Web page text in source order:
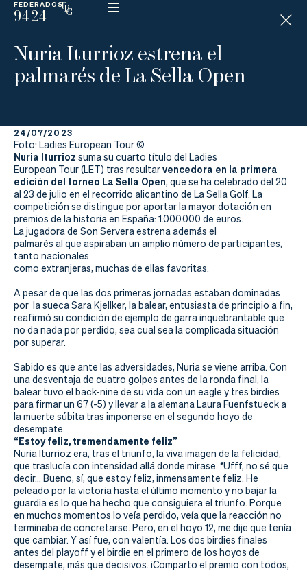
FEDERADOS
9424
ESP
N
D
C
La
Federación
Federarse
Jugar
Aprender
Actualidad
Tienda
Nuria Iturrioz estrena el
palmarés de La Sella Open
24/07/2023
Foto: Ladies European Tour ©
Nuria Iturrioz suma su cuarto título del Ladies
European Tour (LET) tras resultarvencedora en la primera
edición del torneo La Sella Open, que se ha celebrado del 20
al 23 de julio en el recorrido alicantino de La Sella Golf. La
competición se distingue por aportar la mayor dotación en
premios de la historia en España: 1.000.000 de euros.
La jugadora de Son Servera estrena además el
palmarés al que aspiraban un amplio número de participantes,
tanto nacionales
como extranjeras, muchas de ellas favoritas.
A pesar de que las dos primeras jornadas estaban dominadas
por la sueca Sara Kjellker, la balear, entusiasta de principio a fin,
reafirmó su condición de ejemplo de garra inquebrantable que
no da nada por perdido, sea cual sea la complicada situación
por superar.
Sabido es que ante las adversidades, Nuria se viene arriba. Con
una desventaja de cuatro golpes antes de la ronda final, la
balear tuvo el back-nine de su vida con un eagle y tres birdies
para firmar un 67 (-5) y llevar a la alemana Laura Fuenfstueck a
la muerte súbita tras imponerse en el segundo hoyo de
desempate.
“Estoy feliz, tremendamente feliz”
Nuria Iturrioz era, tras el triunfo, la viva imagen de la felicidad,
que traslucía con intensidad allá donde mirase. “Ufff, no sé que
decir… Bueno, sí, que estoy feliz, inmensamente feliz. He
peleado por la victoria hasta el último momento y no bajar la
guardia es lo que ha hecho que consiguiera el triunfo. Porque
en muchos momentos lo veía perdido, veía que la reacción no
terminaba de concretarse. Pero, en el hoyo 12, me dije que tenía
que cambiar. Y así fue, con valentía. Los dos birdies finales
antes del playoff y el birdie en el primero de los hoyos de
desempate, más que decisivos. ¡Comparto el premio con todos,